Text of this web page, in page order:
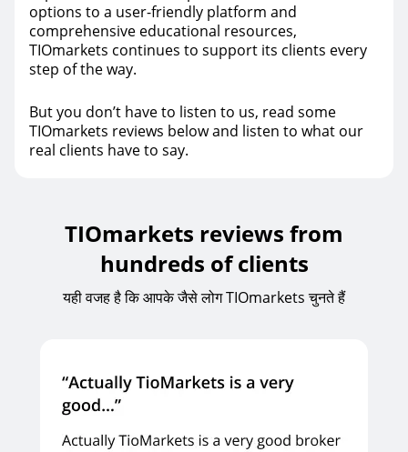
options to a user-friendly platform and
comprehensive educational resources,
TIOmarkets continues to support its clients every
step of the way.
But you don’t have to listen to us, read some
TIOmarkets reviews below and listen to what our
real clients have to say.
TIOmarkets reviews from
hundreds of clients
यही वजह है कि आपके जैसे लोग TIOmarkets चुनते हैं